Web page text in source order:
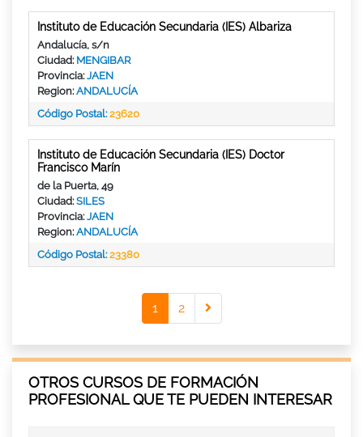
Instituto de Educación Secundaria (IES) Albariza
Andalucía, s/n
Ciudad: MENGIBAR
Provincia:JAEN
Region:ANDALUCÍA
Código Postal:23620
Instituto de Educación Secundaria (IES) Doctor
Francisco Marín
de la Puerta, 49
Ciudad:SILES
Provincia:JAEN
Region:ANDALUCÍA
Código Postal:23380
1 2
OTROS CURSOS DE FORMACIÓN
PROFESIONAL QUE TE PUEDEN INTERESAR